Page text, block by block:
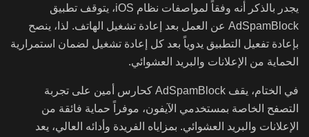
يجدر بالذكر أنه وفقاً لمواصفات نظام iOS، يتوقف تطبيق
AdSpamBlock عن العمل بعد إعادة تشغيل الهاتف. لذا، ينصح
بإعادة تفعيل التطبيق يدوياً بعد كل إعادة تشغيل لضمان استمرارية
الحماية من الإعلانات والبريد العشوائي.
في الختام، يقف AdSpamBlock كحارس أمين على تجربة
التصفح الخاصة بمستخدمي الآيفون، موفراً حماية فائقة من
الإعلانات والبريد العشوائي. بمزاياه الفريدة وأدائه العالي، يعد